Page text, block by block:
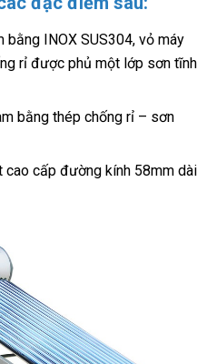
INOX SUS304, vỏ máy
rỉ được phủ một lớp sơn tĩnh
bằng thép chống rỉ – sơn
cao cấp đường kính 58mm dài